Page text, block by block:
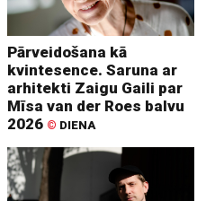
Pārveidošana kā
kvintesence. Saruna ar
arhitekti Zaigu Gaili par
Mīsa van der Roes balvu
2026 © DIENA